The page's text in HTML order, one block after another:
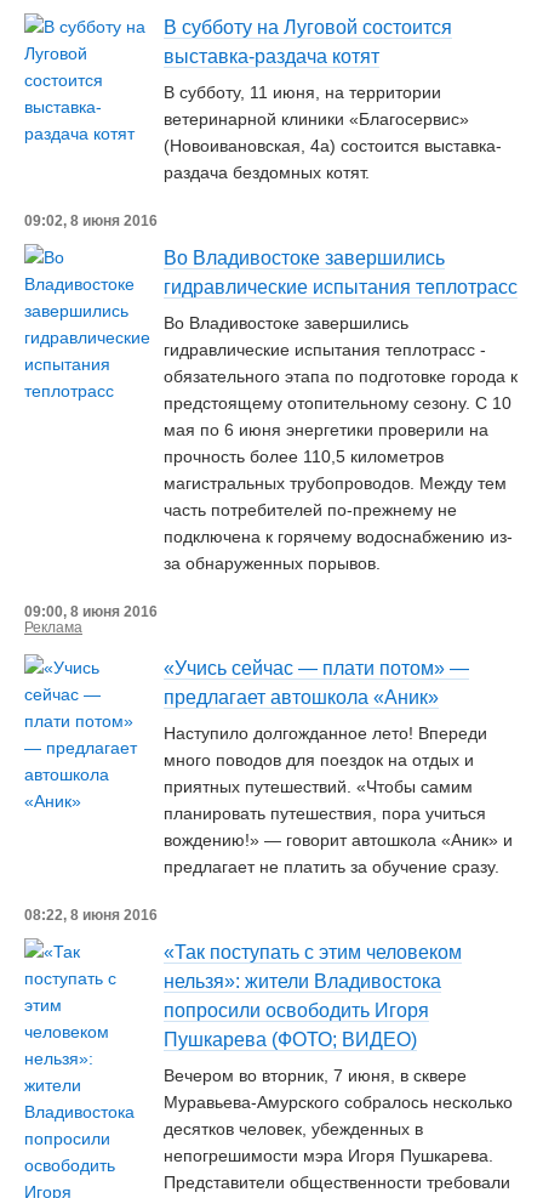
В субботу на Луговой состоится
выставка-раздача котят
В субботу, 11 июня, на территории
ветеринарной клиники «Благосервис»
(Новоивановская, 4а) состоится выставка-
раздача бездомных котят.
09:02, 8 июня 2016
Во Владивостоке завершились
гидравлические испытания теплотрасс
Во Владивостоке завершились
гидравлические испытания теплотрасс -
обязательного этапа по подготовке города к
предстоящему отопительному сезону. С 10
мая по 6 июня энергетики проверили на
прочность более 110,5 километров
магистральных трубопроводов. Между тем
часть потребителей по-прежнему не
подключена к горячему водоснабжению из-
за обнаруженных порывов.
09:00, 8 июня 2016
Реклама
«Учись сейчас — плати потом» —
предлагает автошкола «Аник»
Наступило долгожданное лето! Впереди
много поводов для поездок на отдых и
приятных путешествий. «Чтобы самим
планировать путешествия, пора учиться
вождению!» — говорит автошкола «Аник» и
предлагает не платить за обучение сразу.
08:22, 8 июня 2016
«Так поступать с этим человеком
нельзя»: жители Владивостока
попросили освободить Игоря
Пушкарева (ФОТО; ВИДЕО)
Вечером во вторник, 7 июня, в сквере
Муравьева-Амурского собралось несколько
десятков человек, убежденных в
непогрешимости мэра Игоря Пушкарева.
Представители общественности требовали